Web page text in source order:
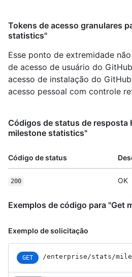
Tokens de acesso granulares
statistics"
Esse ponto de extremidade
de acesso de usuário do
acesso de instalação do
acesso pessoal com controle
Códigos de status de resposta
milestone statistics"
Código de status
200 OK
Exemplos de código para "Get
Exemplo de solicitação
GET /enterprise/stats/